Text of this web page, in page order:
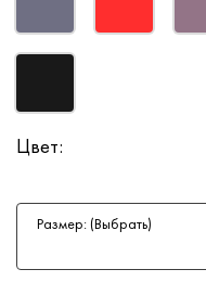
Цвет:
Размер: (Выбрать)